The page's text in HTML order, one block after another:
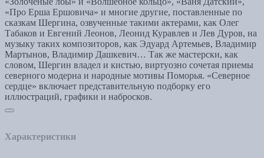
«Про Ерша Ершовича» и многие другие, поставленные по
сказкам Шергина, озвученные такими актерами, как Олег
Табаков и Евгений Леонов, Леонид Куравлев и Лев Дуров, на
музыку таких композиторов, как Эдуард Артемьев, Владимир
Мартынов, Владимир Дашкевич… Так же мастерски, как
словом, Шергин владел и кистью, виртуозно сочетая приемы
северного модерна и народные мотивы Поморья. «Северное
сердце» включает представительную подборку его
иллюстраций, графики и набросков.
Характеристики